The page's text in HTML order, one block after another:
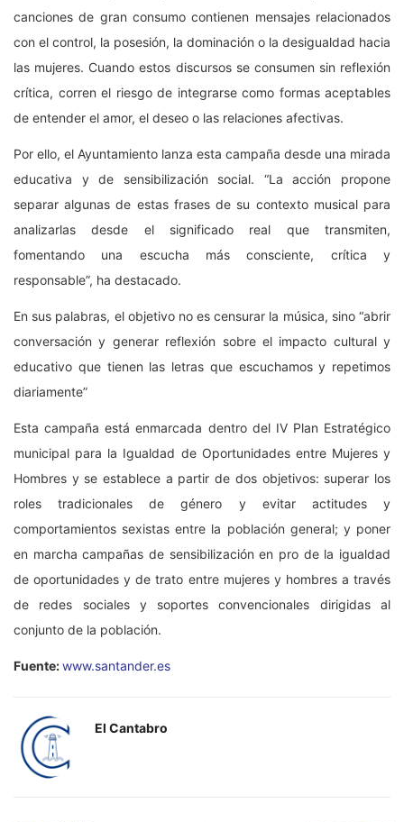
canciones de gran consumo contienen mensajes relacionados
con el control, la posesión, la dominación o la desigualdad hacia
las mujeres. Cuando estos discursos se consumen sin reflexión
crítica, corren el riesgo de integrarse como formas aceptables
de entender el amor, el deseo o las relaciones afectivas.
Por ello, el Ayuntamiento lanza esta campaña desde una mirada
educativa y de sensibilización social. “La acción propone
separar algunas de estas frases de su contexto musical para
analizarlas desde el significado real que transmiten,
fomentando una escucha más consciente, crítica y
responsable”, ha destacado.
En sus palabras, el objetivo no es censurar la música, sino “abrir
conversación y generar reflexión sobre el impacto cultural y
educativo que tienen las letras que escuchamos y repetimos
diariamente”
Esta campaña está enmarcada dentro del IV Plan Estratégico
municipal para la Igualdad de Oportunidades entre Mujeres y
Hombres y se establece a partir de dos objetivos: superar los
roles tradicionales de género y evitar actitudes y
comportamientos sexistas entre la población general; y poner
en marcha campañas de sensibilización en pro de la igualdad
de oportunidades y de trato entre mujeres y hombres a través
de redes sociales y soportes convencionales dirigidas al
conjunto de la población.
Fuente:www.santander.es
El Cantabro